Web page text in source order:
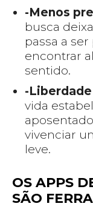
-Menos
busca
passa a
encontrar
sentido.
-
vida
vivenciar
leve.
OS APPS
SÃO